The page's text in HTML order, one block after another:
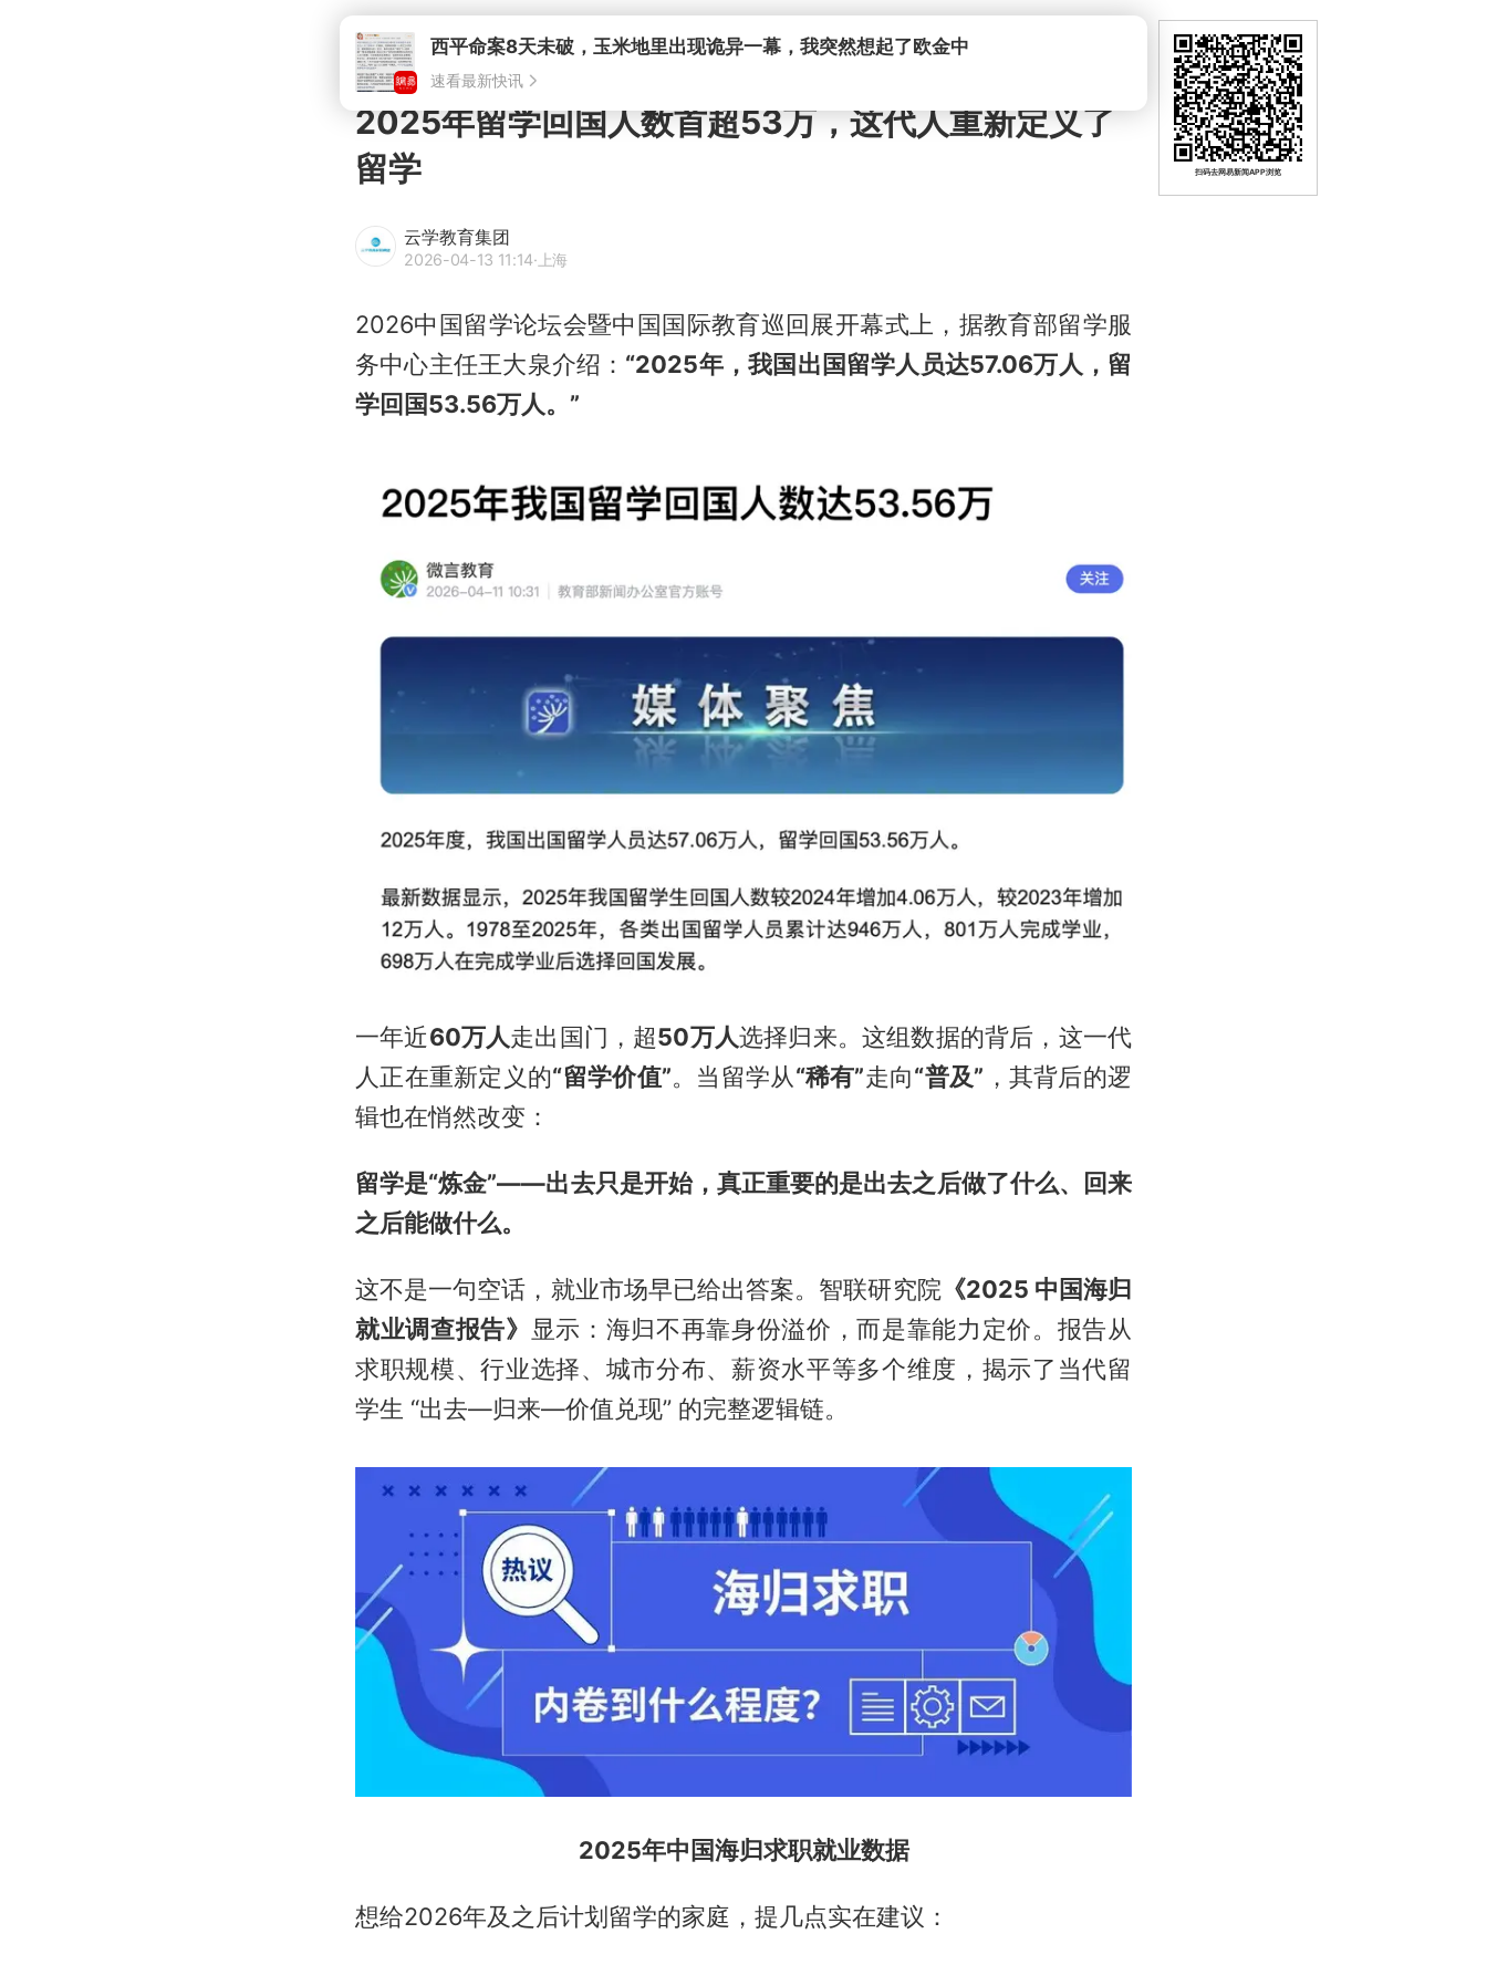
2025年留学回国人数首超53万，这代人重新定义了
留学
云学教育集团
2026-04-13 11:14·上海
2026中国留学论坛会暨中国国际教育巡回展开幕式上，据教育部留学服
务中心主任王大泉介绍： “2025年，我国出国留学人员达57.06万人，留
学回国53.56万人。”
一年近60万人走出国门，超50万人选择归来。这组数据的背后，这一代
人正在重新定义的“留学价值”。当留学从“稀有”走向“普及” ，其背后的逻
辑也在悄然改变：
留学是“炼金”——出去只是开始，真正重要的是出去之后做了什么、回来
之后能做什么。
这不是一句空话，就业市场早已给出答案。智联研究院《2025 中国海归
就业调查报告》 显示：海归不再靠身份溢价，而是靠能力定价。报告从
求职规模、行业选择、城市分布、薪资水平等多个维度，揭示了当代留
学生 “出去—归来—价值兑现” 的完整逻辑链。
2025年中国海归求职就业数据
想给2026年及之后计划留学的家庭，提几点实在建议：
扫码去网易新闻APP浏览